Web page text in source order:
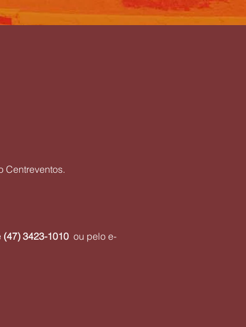
Centreventos.
(47) 3423-1010 ou pelo e-